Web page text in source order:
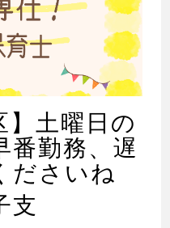
】土曜日の
番勤務、遅
ださいね
支